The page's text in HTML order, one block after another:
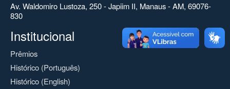
Av. Waldomiro Lustoza, 250 - Japiim II, Manaus - AM, 69076-
830
Institucional
Prêmios
Histórico (Português)
Histórico (English)